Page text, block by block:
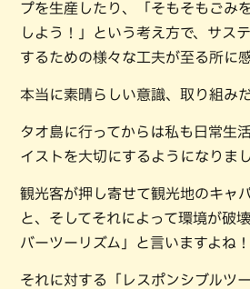
プを生産したり、「そもそもごみ
しよう！」という考え方で、サス
するための様々な工夫が至る所に
本当に素晴らしい意識、取り組み
タオ島に行ってからは私も日常生
イストを大切にするようになりまし
観光客が押し寄せて観光地のキャ
と、そしてそれによって環境が破
バーツーリズム」と言いますよね！
それに対する「レスポンシブルツ